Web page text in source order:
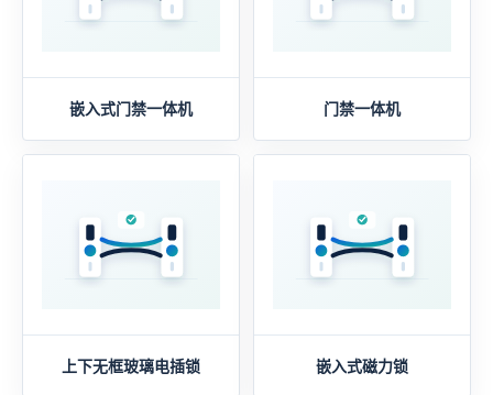
嵌入式门禁一体机 门禁一体机
上下无框玻璃电插锁 嵌入式磁力锁